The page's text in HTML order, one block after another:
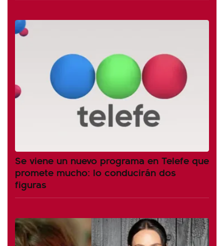
Se viene un nuevo programa en Telefe que
promete mucho: lo conducirán dos
figuras